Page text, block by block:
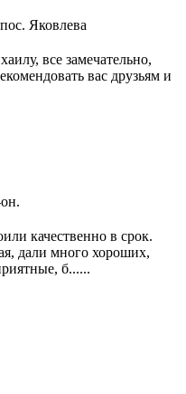
Яковлева
все замечательно,
вас друзьям и
качественно в срок.
дали много хороших,
б......